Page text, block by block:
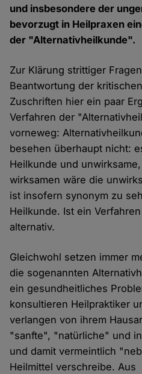
und insbesondere der
bevorzugt in Heilpraxen
der "Alternativheilkunde".
Zur Klärung strittiger
Beantwortung der
Zuschriften hier ein paar
Verfahren der
vorneweg:
besehen überhaupt nicht:
Heilkunde und
wirksamen wäre die
ist insofern synonym zu
Heilkunde. Ist ein
alternativ.
Gleichwohl setzen immer
die sogenannten
ein gesundheitliches
konsultieren Heilpraktiker
verlangen von ihrem
"sanfte", "natürliche" und
und damit vermeintlich
Heilmittel verschreibe. Aus